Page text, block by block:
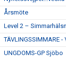
Årsmöte
Level 2 –
TÄVLINGSSIMMARE -
UNGDOMS-GP Sjöbo